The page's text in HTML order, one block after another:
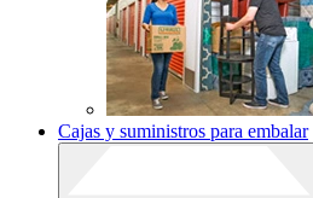
Cajas y suministros para embalar